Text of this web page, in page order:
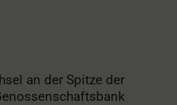
an der Spitze der